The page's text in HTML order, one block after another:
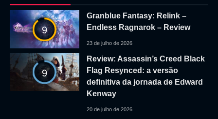
9
Granblue Fantasy: Relink –
Endless Ragnarok – Review
23 de julho de 2026
9
Review: Assassin’s Creed Black
Flag Resynced: a versão
definitiva da jornada de Edward
Kenway
20 de julho de 2026